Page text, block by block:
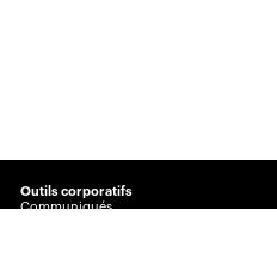
Outils corporatifs
Communiqués